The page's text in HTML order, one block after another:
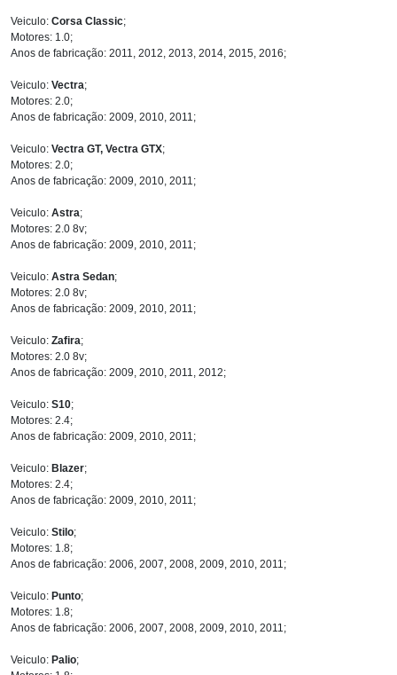
Veiculo: Corsa Classic;
Motores: 1.0;
Anos de fabricação: 2011, 2012, 2013, 2014, 2015, 2016;
Veiculo: Vectra;
Motores: 2.0;
Anos de fabricação: 2009, 2010, 2011;
Veiculo: Vectra GT, Vectra GTX;
Motores: 2.0;
Anos de fabricação: 2009, 2010, 2011;
Veiculo: Astra;
Motores: 2.0 8v;
Anos de fabricação: 2009, 2010, 2011;
Veiculo: Astra Sedan;
Motores: 2.0 8v;
Anos de fabricação: 2009, 2010, 2011;
Veiculo: Zafira;
Motores: 2.0 8v;
Anos de fabricação: 2009, 2010, 2011, 2012;
Veiculo: S10;
Motores: 2.4;
Anos de fabricação: 2009, 2010, 2011;
Veiculo: Blazer;
Motores: 2.4;
Anos de fabricação: 2009, 2010, 2011;
Veiculo: Stilo;
Motores: 1.8;
Anos de fabricação: 2006, 2007, 2008, 2009, 2010, 2011;
Veiculo: Punto;
Motores: 1.8;
Anos de fabricação: 2006, 2007, 2008, 2009, 2010, 2011;
Veiculo: Palio;